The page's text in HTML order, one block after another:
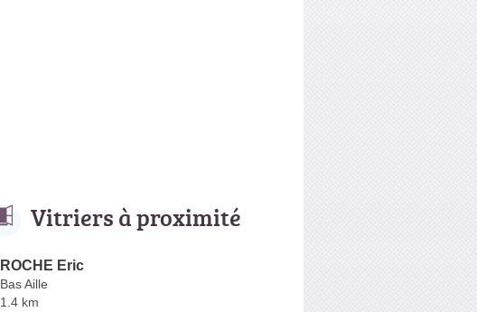
Vitriers à proximité
ROCHE Eric
Bas Aille
1.4 km